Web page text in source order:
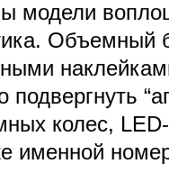
модели
Объемный
подвергнуть
колес,
именной